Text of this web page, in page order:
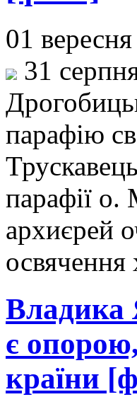
01
31
парафію
парафії о.
архиєрей
освячення
Владика
є
країни